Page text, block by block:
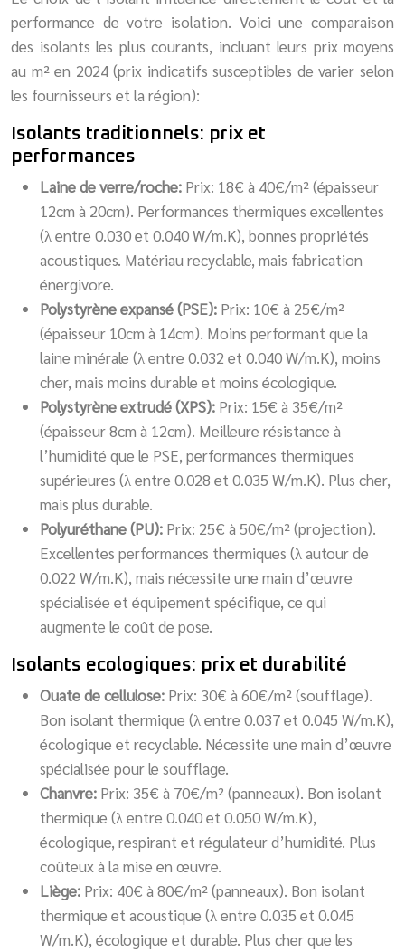
performance de votre isolation. Voici une comparaison
des isolants les plus courants, incluant leurs prix moyens
au m² en 2024 (prix indicatifs susceptibles de varier selon
les fournisseurs et la région):
Isolants traditionnels: prix et
performances
Laine de verre/roche: Prix: 18€ à 40€/m² (épaisseur
12cm à 20cm). Performances thermiques excellentes
(λ entre 0.030 et 0.040 W/m.K), bonnes propriétés
acoustiques. Matériau recyclable, mais fabrication
énergivore.
Polystyrène expansé (PSE): Prix: 10€ à 25€/m²
(épaisseur 10cm à 14cm). Moins performant que la
laine minérale (λ entre 0.032 et 0.040 W/m.K), moins
cher, mais moins durable et moins écologique.
Polystyrène extrudé (XPS): Prix: 15€ à 35€/m²
(épaisseur 8cm à 12cm). Meilleure résistance à
l’humidité que le PSE, performances thermiques
supérieures (λ entre 0.028 et 0.035 W/m.K). Plus cher,
mais plus durable.
Polyuréthane (PU): Prix: 25€ à 50€/m² (projection).
Excellentes performances thermiques (λ autour de
0.022 W/m.K), mais nécessite une main d’œuvre
spécialisée et équipement spécifique, ce qui
augmente le coût de pose.
Isolants ecologiques: prix et durabilité
Ouate de cellulose: Prix: 30€ à 60€/m² (soufflage).
Bon isolant thermique (λ entre 0.037 et 0.045 W/m.K),
écologique et recyclable. Nécessite une main d’œuvre
spécialisée pour le soufflage.
Chanvre: Prix: 35€ à 70€/m² (panneaux). Bon isolant
thermique (λ entre 0.040 et 0.050 W/m.K),
écologique, respirant et régulateur d’humidité. Plus
coûteux à la mise en œuvre.
Liège: Prix: 40€ à 80€/m² (panneaux). Bon isolant
thermique et acoustique (λ entre 0.035 et 0.045
W/m.K), écologique et durable. Plus cher que les